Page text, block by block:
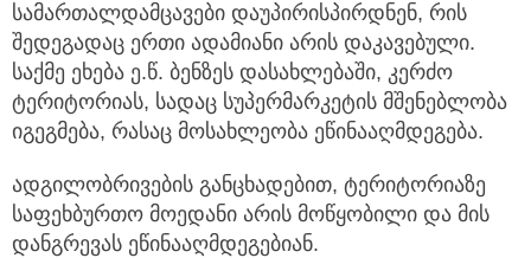
სამართალდამცავები დაუპირისპირდნენ, რის
შედეგადაც ერთი ადამიანი არის დაკავებული.
საქმე ეხება ე.წ. ბენზეს დასახლებაში, კერძო
ტერიტორიას, სადაც სუპერმარკეტის მშენებლობა
იგეგმება, რასაც მოსახლეობა ეწინააღმდეგება.
ადგილობრივების განცხადებით, ტერიტორიაზე
საფეხბურთო მოედანი არის მოწყობილი და მის
დანგრევას ეწინააღმდეგებიან.